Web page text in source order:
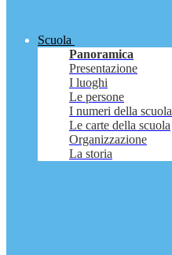
Scuola
Panoramica
Presentazione
I luoghi
Le persone
I numeri della scuola
Le carte della scuola
Organizzazione
La storia